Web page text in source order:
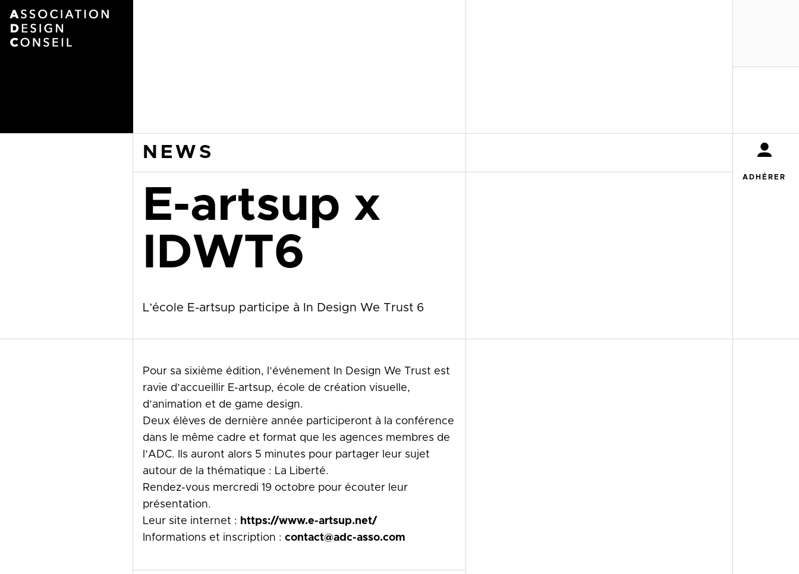
ADHÉRER
NEWS
E-artsup x
IDWT6
L’école E-artsup participe à In Design We Trust 6
Pour sa sixième édition, l’événement In Design We Trust est
ravie d’accueillir E-artsup, école de création visuelle,
d’animation et de game design.
Deux élèves de dernière année participeront à la conférence
dans le même cadre et format que les agences membres de
l’ADC. Ils auront alors 5 minutes pour partager leur sujet
autour de la thématique : La Liberté.
Rendez-vous mercredi 19 octobre pour écouter leur
présentation.
Leur site internet : https://www.e-artsup.net/
Informations et inscription : contact@adc-asso.com